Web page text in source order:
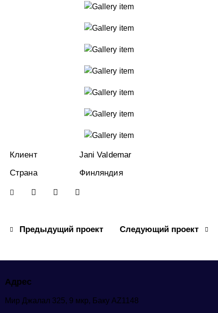
Клиент
Jani Valdemar
Страна
Финляндия
Предыдущий проект Следующий проект
Адрес
Мир Джалал 325, 9 мкр, Баку AZ1148